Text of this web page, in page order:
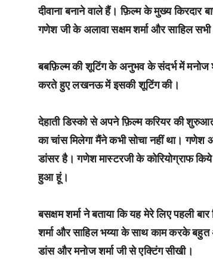
दीवाना बनाने वाले हैं। फ़िल्म के मुख्य किरदार
गणेश जी के अलावा सक्षम शर्मा और साहिल
बबफ़िल्म की शूटिंग के अनुभव के संदर्भ में मनोज
करते हुए लखनऊ में इसकी शूटिंग की।
देहाती डिस्को से अपने फ़िल्म करियर की
का चांस मिलेगा मैंने कभी सोचा नहीं था।
डांसर है। गणेश मास्टरजी के कोरियोग्राफ
हुआ हूं।
बसक्षम शर्मा ने बताया कि यह मेरे लिए पहली
शर्मा और साहिल भय्या के साथ काम करके
डांस और मनोज शर्मा जी से एक्टिंग सीखी।